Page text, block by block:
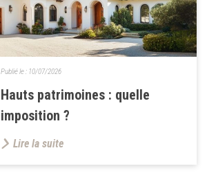
Hauts patrimoines : quelle
imposition ?
Publié le : 10/07/2026
Lire la suite